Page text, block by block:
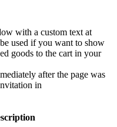
with a custom text at
used if you want to show
goods to the cart in your
after the page was
in